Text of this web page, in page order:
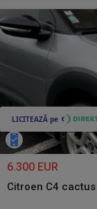
6.300 EUR
Citroen C4 cactus